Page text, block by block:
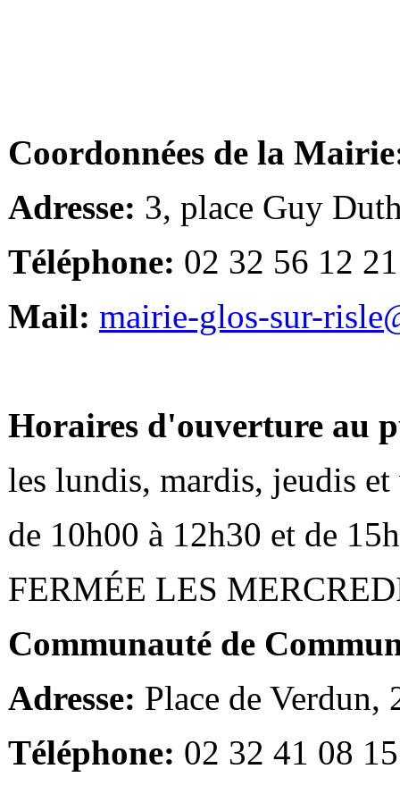
Coordonnées de la
Adresse: 3, place Guy
Téléphone: 02 32 56 12 21
Mail: mairie-glos-sur-
Horaires d'ouverture au
les lundis, mardis, jeudis et
de 10h00 à 12h30 et de
FERMÉE LES
Communauté de
Adresse: Place de Verdun,
Téléphone: 02 32 41 08 15